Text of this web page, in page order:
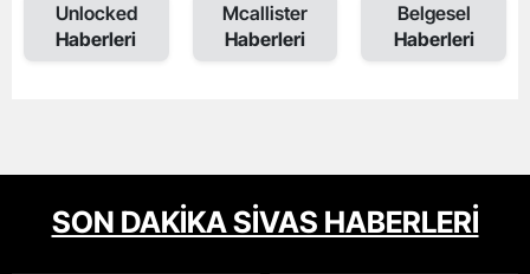
Unlocked
Haberleri
Mcallister
Haberleri
Belgesel
Haberleri
SON DAKİKA SİVAS HABERLERİ